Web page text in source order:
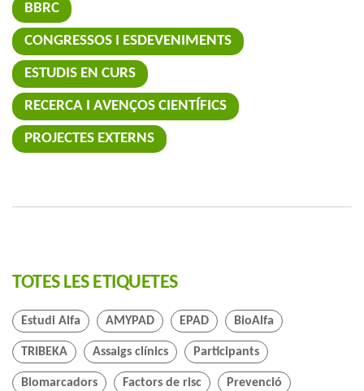
BBRC
CONGRESSOS I ESDEVENIMENTS
ESTUDIS EN CURS
RECERCA I AVENÇOS CIENTÍFICS
PROJECTES EXTERNS
TOTES LES ETIQUETES
Estudi Alfa AMYPAD EPAD BioAlfa
TRIBEKA Assaigs clínics Participants
Biomarcadors Factors de risc Prevenció